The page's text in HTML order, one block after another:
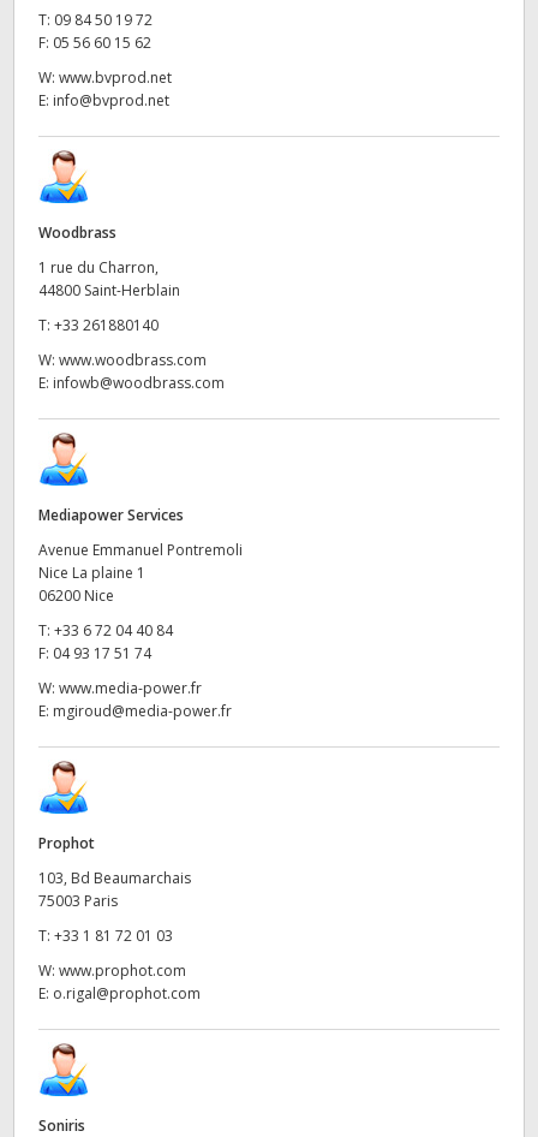
T: 09 84 50 19 72
F: 05 56 60 15 62
W: www.bvprod.net
E: info@bvprod.net
Woodbrass
1 rue du Charron,
44800 Saint-Herblain
T: +33 261880140
W: www.woodbrass.com
E: infowb@woodbrass.com
Mediapower Services
Avenue Emmanuel Pontremoli
Nice La plaine 1
06200 Nice
T: +33 6 72 04 40 84
F: 04 93 17 51 74
W: www.media-power.fr
E: mgiroud@media-power.fr
Prophot
103, Bd Beaumarchais
75003 Paris
T: +33 1 81 72 01 03
W: www.prophot.com
E: o.rigal@prophot.com
Soniris